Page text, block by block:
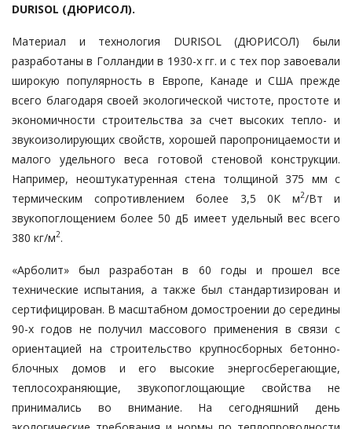
Город: Колумбус
DURISOL (ДЮРИСОЛ).
Материал и технология DURISOL (ДЮРИСОЛ) были
разработаны в Голландии в 1930-х гг. и с тех пор завоевали
широкую популярность в Европе, Канаде и США прежде
всего благодаря своей экологической чистоте, простоте и
экономичности строительства за счет высоких тепло- и
звукоизолирующих свойств, хорошей паропроницаемости и
малого удельного веса готовой стеновой конструкции.
Например, неоштукатуренная стена толщиной 375 мм с
термическим сопротивлением более 3,5 0К м2/Вт и
звукопоглощением более 50 дБ имеет удельный вес всего
380 кг/м2.
«Арболит» был разработан в 60 годы и прошел все
технические испытания, а также был стандартизирован и
сертифицирован. В масштабном домостроении до середины
90-х годов не получил массового применения в связи с
ориентацией на строительство крупносборных бетонно-
блочных домов и его высокие энергосберегающие,
теплосохраняющие, звукопоглощающие свойства не
принимались во внимание. На сегодняшний день